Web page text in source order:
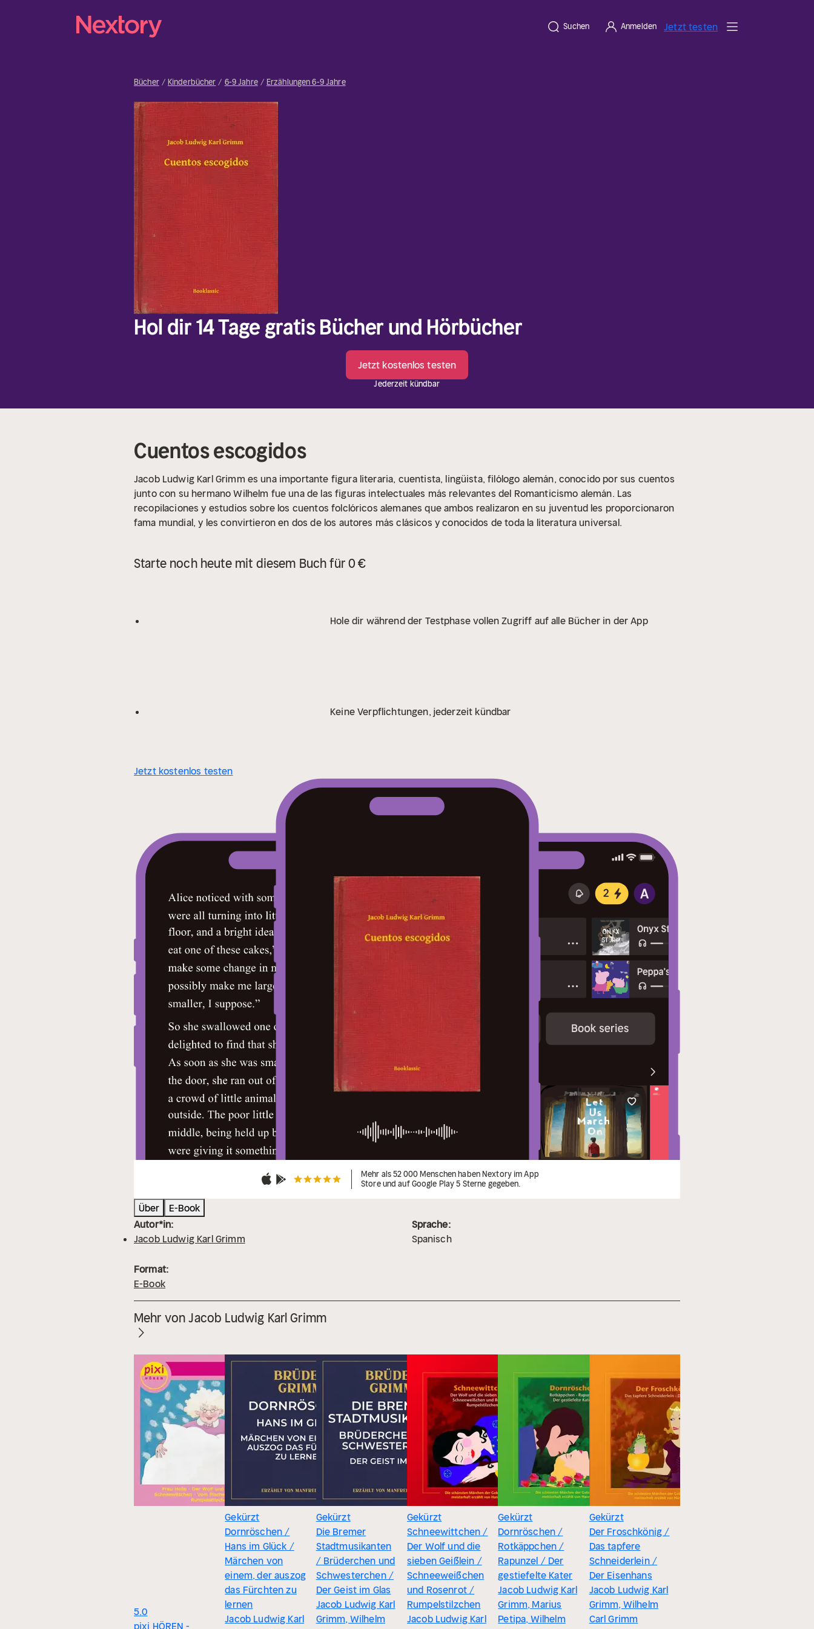
Suchen Anmelden Jetzt testen
Bücher Kinderbücher 6-9 Jahre Erzählungen 6-9 Jahre
Hol dir 14 Tage gratis Bücher und Hörbücher
Jetzt kostenlos testen
Jederzeit kündbar
Cuentos escogidos
Jacob Ludwig Karl Grimm es una importante figura literaria, cuentista, lingüista, filólogo alemán, conocido por sus cuentos
junto con su hermano Wilhelm fue una de las figuras intelectuales más relevantes del Romanticismo alemán. Las
recopilaciones y estudios sobre los cuentos folclóricos alemanes que ambos realizaron en su juventud les proporcionaron
fama mundial, y les convirtieron en dos de los autores más clásicos y conocidos de toda la literatura universal.
Starte noch heute mit diesem Buch für 0 €
Hole dir während der Testphase vollen Zugriff auf alle Bücher in der App
Keine Verpflichtungen, jederzeit kündbar
Jetzt kostenlos testen
Mehr als 52 000 Menschen haben Nextory im App
Store und auf Google Play 5 Sterne gegeben.
Über
E-Book
Autor*in:
Jacob Ludwig Karl Grimm
Sprache:
Spanisch
Format:
E-Book
Mehr von Jacob Ludwig Karl Grimm
5.0
pixi HÖREN -
Gekürzt
Dornröschen /
Hans im Glück /
Märchen von
einem, der auszog
das Fürchten zu
lernen
Jacob Ludwig Karl
Gekürzt
Die Bremer
Stadtmusikanten
/ Brüderchen und
Schwesterchen /
Der Geist im Glas
Jacob Ludwig Karl
Grimm, Wilhelm
Gekürzt
Schneewittchen /
Der Wolf und die
sieben Geißlein /
Schneeweißchen
und Rosenrot /
Rumpelstilzchen
Jacob Ludwig Karl
Gekürzt
Dornröschen /
Rotkäppchen /
Rapunzel / Der
gestiefelte Kater
Jacob Ludwig Karl
Grimm, Marius
Petipa, Wilhelm
Gekürzt
Der Froschkönig /
Das tapfere
Schneiderlein /
Der Eisenhans
Jacob Ludwig Karl
Grimm, Wilhelm
Carl Grimm